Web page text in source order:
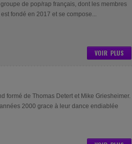
de pop/rap français, dont les membres
fondé en 2017 et se compose...
VOIR PLUS
formé de Thomas Detert et Mike Griesheimer.
2000 grace à leur dance endiablée